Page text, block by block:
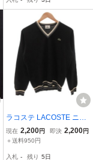
ト セーター メンズ 古着
ラコステ LACOSTE ニッ
ト セーター 長袖 ロゴ ラ
イン Vネック ウール 3 黒
現在 2,200円 即決 2,200円
＋送料950円
入札 - 残り 5日